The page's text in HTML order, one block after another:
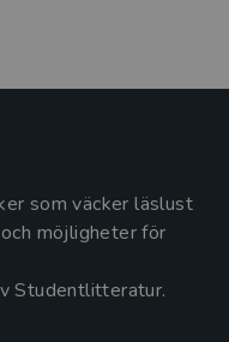
som väcker läslust
möjligheter för
Studentlitteratur.